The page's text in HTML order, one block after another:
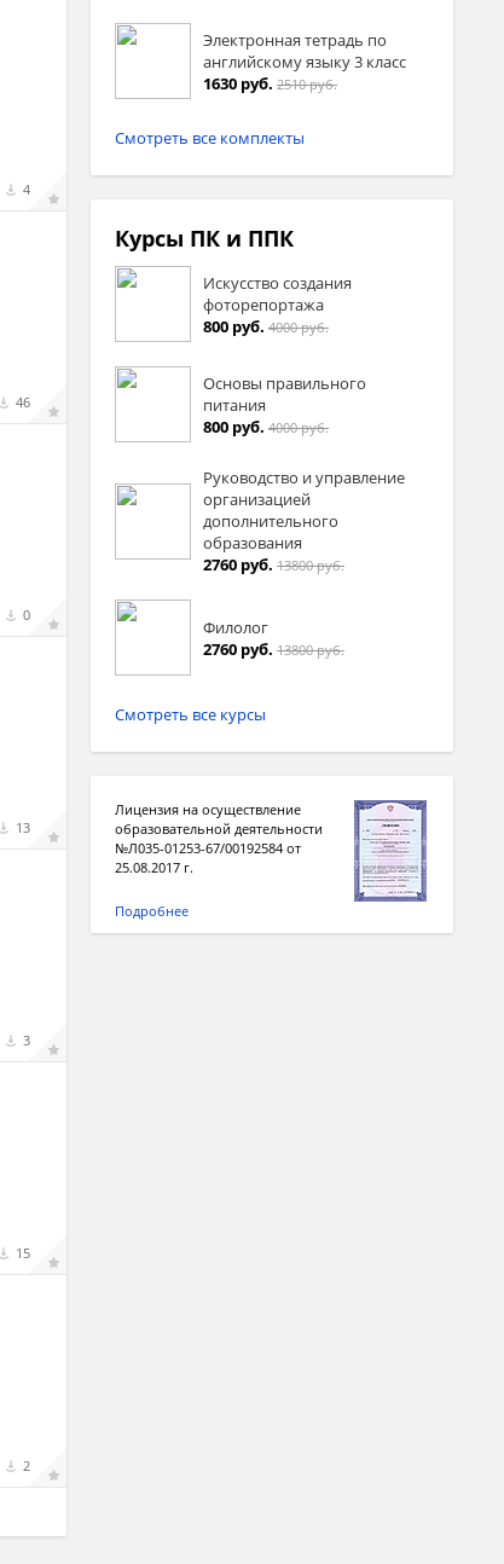
4
46
0
13
3
15
2
Электронная тетрадь по
английскому языку 3 класс
1630 руб. 2510 руб.
Смотреть все комплекты
Курсы ПК и ППК
Искусство создания
фоторепортажа
800 руб. 4000 руб.
Основы правильного
питания
800 руб. 4000 руб.
Руководство и управление
организацией
дополнительного
образования
2760 руб. 13800 руб.
Филолог
2760 руб. 13800 руб.
Смотреть все курсы
Лицензия на осуществление
образовательной деятельности
№Л035-01253-67/00192584 от
25.08.2017 г.
Подробнее